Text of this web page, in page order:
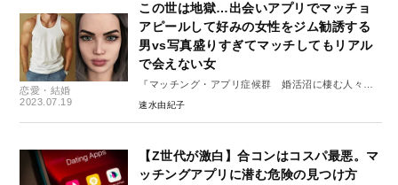
恋愛・結婚
2023.07.19
この世は地獄…出会いアプリでマッチョ
アピールして好みの女性をジム勧誘する
男vs写真盛りすぎてマッチしてもリアル
で会えない女
『マッチング・アプリ症候群 婚活沼に棲む人々』
#2
速水由紀子
【Z世代が激白】合コンはコスパ最悪。マ
ッチングアプリに潜む危険の見つけ方